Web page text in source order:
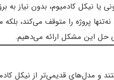
یا نیکل کادمیوم، بدون نیاز به
پروژه را متوقف می‌کند،
حل این مشکل ارائه می‌دهیم.